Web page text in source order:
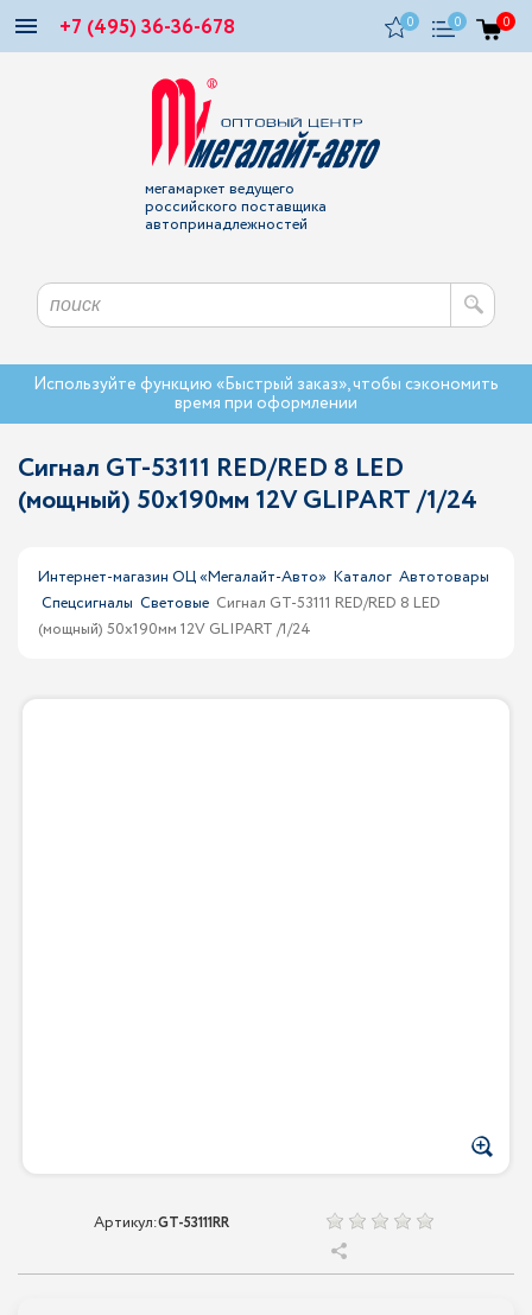
+7 (495) 36-36-678 0 0 0
мегамаркет ведущего
российского поставщика
автопринадлежностей
Используйте функцию «Быстрый заказ», чтобы сэкономить
время при оформлении
Сигнал GT-53111 RED/RED 8 LED
(мощный) 50x190мм 12V GLIPART /1/24
Интернет-магазин ОЦ «Мегалайт-Авто» Каталог Автотовары
Спецсигналы Световые Сигнал GT-53111 RED/RED 8 LED
(мощный) 50x190мм 12V GLIPART /1/24
Артикул:GT-53111RR